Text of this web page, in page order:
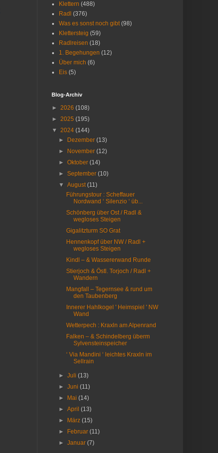
Klettern (488)
Radl (376)
Was es sonst noch gibt (98)
Klettersteig (59)
Radlreisen (18)
1. Begehungen (12)
Über mich (6)
Eis (5)
Blog-Archiv
► 2026 (108)
► 2025 (195)
▼ 2024 (144)
►
Dezember(13)
►
November(12)
►Oktober(14)
►September(10)
▼August(11)
Führungstour : Scheffauer
Nordwand ‘ Silenzio ‘ üb...
Schönberg über Ost / Radl &
wegloses Steigen
Gigalitzturm SO Grat
Hennenkopf über NW / Radl +
wegloses Steigen
Kindl – & Wassererwand Runde
Stierjoch & Östl. Torjoch / Radl +
Wandern
Mangfall – Tegernsee & rund um
den Taubenberg
Innerer Hahlkogel ' Heimspiel ' NW
Wand
Wetterpech : Kraxln am Alpenrand
Falken – & Schindelberg überm
Sylvensteinspeicher
‘ Via Mandini ‘ leichtes Kraxln im
Sellrain
►Juli(13)
►Juni(11)
►
Mai(14)
►April(13)
►
März(15)
►
Februar(11)
►Januar(7)